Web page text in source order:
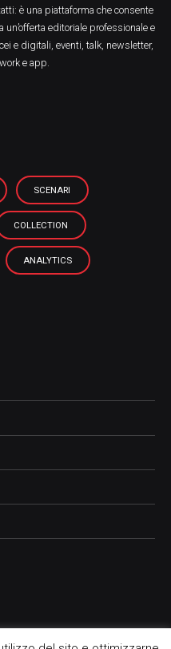
è una piattaforma che consente
editoriale professionale e
e digitali, eventi, talk, newsletter,
e app.
SCENARI
COLLECTION
ANALYTICS